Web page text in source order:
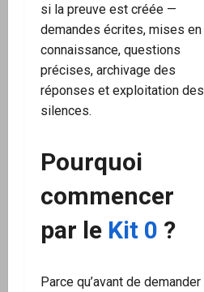
si la preuve est créée —
demandes écrites, mises en
connaissance, questions
précises, archivage des
réponses et exploitation des
silences.
Pourquoi
commencer
par le Kit 0 ?
Parce qu’avant de demander